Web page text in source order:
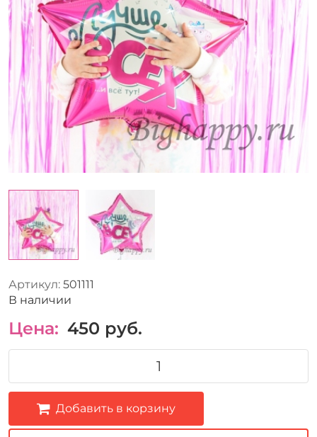
Артикул: 501111
В наличии
Цена: 450 руб.
Добавить в корзину